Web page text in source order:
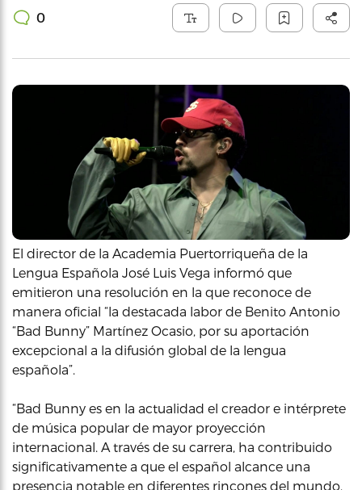
0
El director de la Academia Puertorriqueña de la
Lengua Española José Luis Vega informó que
emitieron una resolución en la que reconoce de
manera oficial “la destacada labor de Benito Antonio
“Bad Bunny” Martínez Ocasio, por su aportación
excepcional a la difusión global de la lengua
española”.
“Bad Bunny es en la actualidad el creador e intérprete
de música popular de mayor proyección
internacional. A través de su carrera, ha contribuido
significativamente a que el español alcance una
presencia notable en diferentes rincones del mundo.